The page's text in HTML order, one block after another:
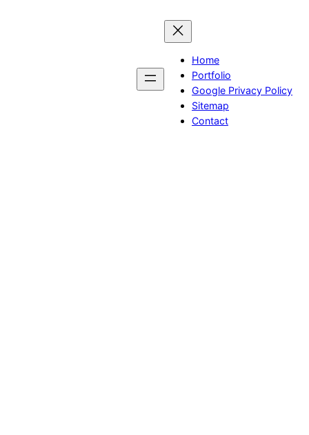
Home
Portfolio
Google Privacy Policy
Sitemap
Contact